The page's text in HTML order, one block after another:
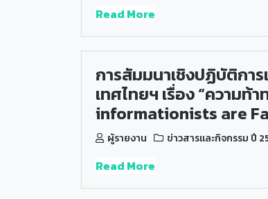
Read More
การสัมมนาเชิงปฏิบัติกา
เทศไทยฯ เรื่อง “ความ
informationists are
ผู้รายงาน ข่าวสารและกิจกรรม ปี
Read More